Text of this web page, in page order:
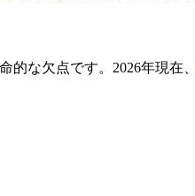
な欠点です。2026年現在、